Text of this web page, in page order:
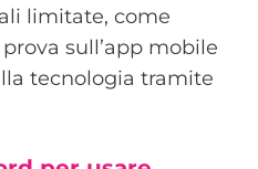
limitate, come
sull’app mobile
tecnologia tramite